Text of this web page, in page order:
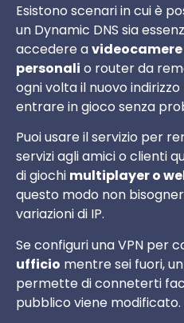
Esistono scenari in cui è
un Dynamic DNS sia
accedere avideocamere
personali o router da
ogni volta il nuovo indirizzo
entrare in gioco senza
Puoi usare il servizio per
servizi agli amici o clienti
di giochi multiplayer o
questo modo non
variazioni di IP.
Se configuri una VPN per
ufficio mentre sei fuori,
permette di conneterti
pubblico viene modificato.